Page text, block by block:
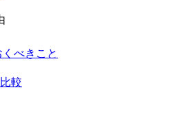
べきこと
較